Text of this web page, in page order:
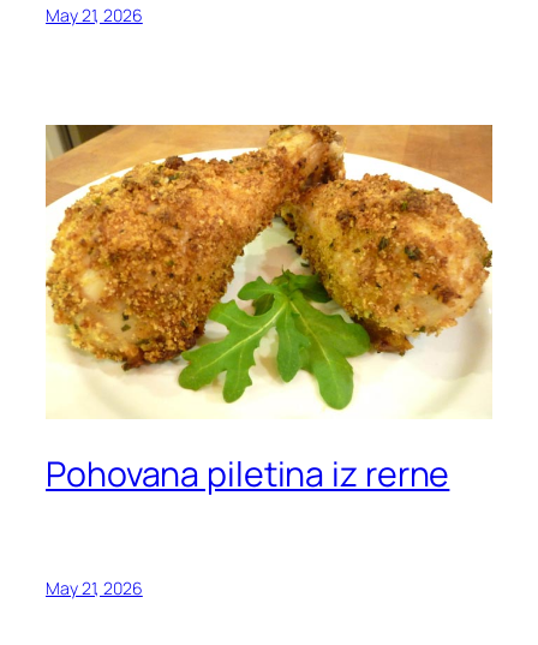
May 21, 2026
Pohovana piletina iz rerne
May 21, 2026